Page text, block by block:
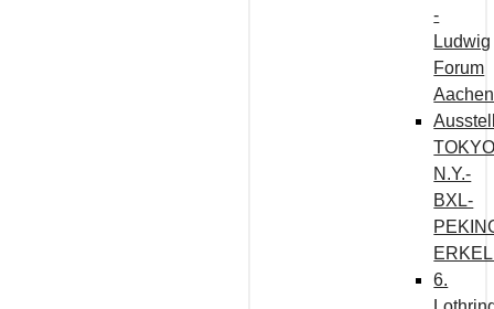
-
Ludwig
Forum
Aachen
N.Y.-
BXL-
6.